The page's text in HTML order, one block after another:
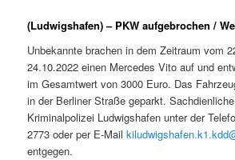
(Ludwigshafen) – PKW aufgebrochen /
Unbekannte brachen in dem Zeitraum vom
24.10.2022 einen Mercedes Vito auf und
im Gesamtwert von 3000 Euro. Das
in der Berliner Straße geparkt.
Kriminalpolizei Ludwigshafen unter der
2773 oder per E-Mail
entgegen.